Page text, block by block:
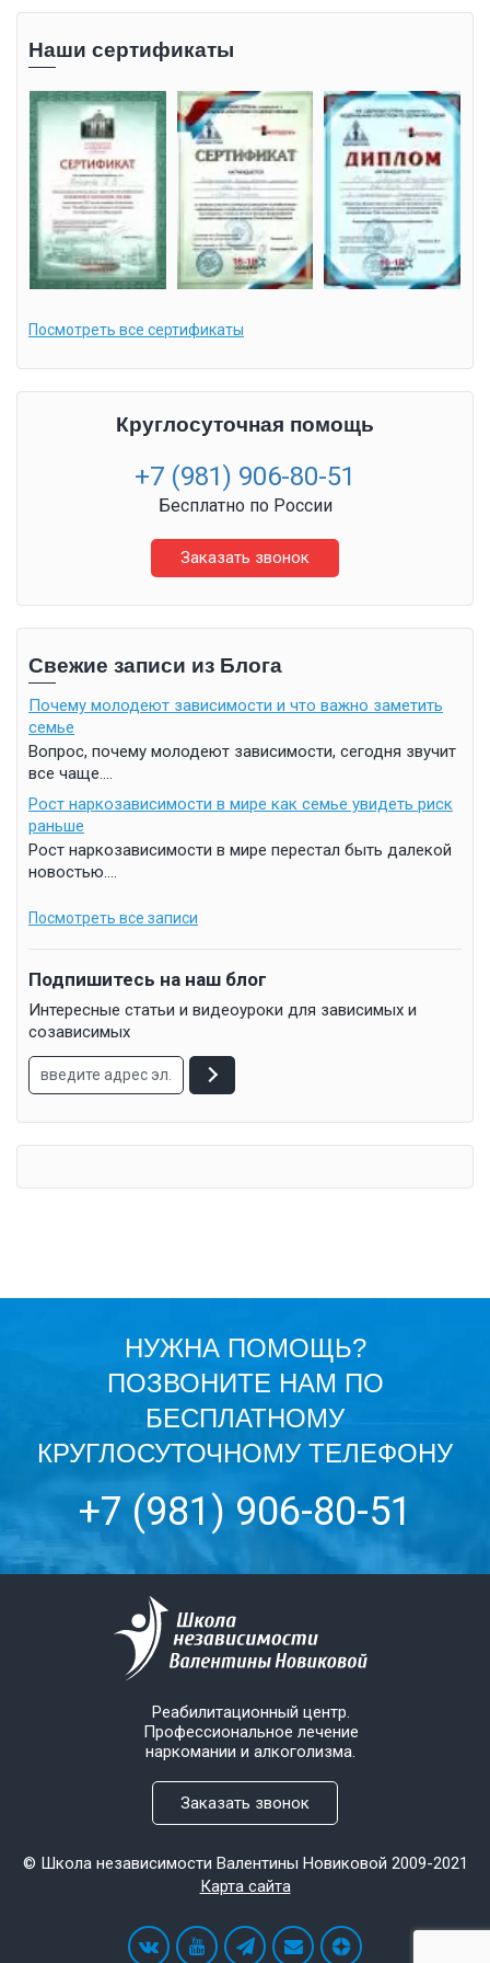
Наши сертификаты
Посмотреть все сертификаты
Круглосуточная помощь
+7 (981) 906-80-51
Бесплатно по России
Заказать звонок
Свежие записи из Блога
Почему молодеют зависимости и что важно заметить
семье
Вопрос, почему молодеют зависимости, сегодня звучит
все чаще....
Рост наркозависимости в мире как семье увидеть риск
раньше
Рост наркозависимости в мире перестал быть далекой
новостью....
Посмотреть все записи
Подпишитесь на наш блог
Интересные статьи и видеоуроки для зависимых и
созависимых
НУЖНА ПОМОЩЬ?
ПОЗВОНИТЕ НАМ ПО
БЕСПЛАТНОМУ
КРУГЛОСУТОЧНОМУ ТЕЛЕФОНУ
+7 (981) 906-80-51
Реабилитационный центр.
Профессиональное лечение
наркомании и алкоголизма.
Заказать звонок
© Школа независимости Валентины Новиковой 2009-2021
Карта сайта